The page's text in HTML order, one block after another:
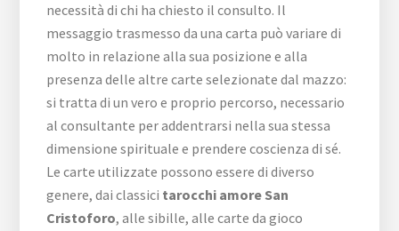
necessità di chi ha chiesto il consulto. Il
messaggio trasmesso da una carta può variare di
molto in relazione alla sua posizione e alla
presenza delle altre carte selezionate dal mazzo:
si tratta di un vero e proprio percorso, necessario
al consultante per addentrarsi nella sua stessa
dimensione spirituale e prendere coscienza di sé.
Le carte utilizzate possono essere di diverso
genere, dai classici tarocchi amore San
Cristoforo, alle sibille, alle carte da gioco